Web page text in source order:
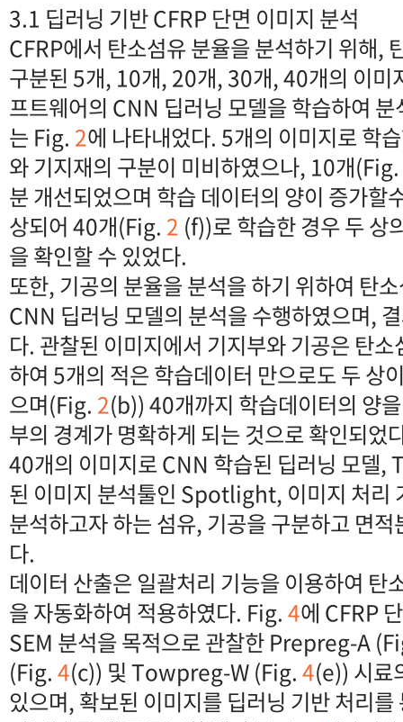
3.1 딥러닝 기반 CFRP 단면 이미지 분석
CFRP에서 탄소섬유 분율을 분석하기 위해,
구분된 5개, 10개, 20개, 30개, 40개의 이미
프트웨어의 CNN 딥러닝 모델을 학습하여
는 Fig. 2에 나타내었다. 5개의 이미지로 학
와 기지재의 구분이 미비하였으나, 10개(Fig.
분 개선되었으며 학습 데이터의 양이 증가할
상되어 40개(Fig. 2 (f))로 학습한 경우 두 상
을 확인할 수 있었다.
또한, 기공의 분율을 분석을 하기 위하여 탄
CNN 딥러닝 모델의 분석을 수행하였으며,
다. 관찰된 이미지에서 기지부와 기공은 탄
하여 5개의 적은 학습데이터 만으로도 두 상
으며(Fig. 2(b)) 40개까지 학습데이터의 양
부의 경계가 명확하게 되는 것으로 확인되었
40개의 이미지로 CNN 학습된 딥러닝 모델,
된 이미지 분석툴인 Spotlight, 이미지 처리
분석하고자 하는 섬유, 기공을 구분하고 면
다.
데이터 산출은 일괄처리 기능을 이용하여 탄
을 자동화하여 적용하였다. Fig.4에 CFRP
SEM 분석을 목적으로 관찰한 Prepreg-A
(Fig.4(c)) 및 Towpreg-W (Fig.4(e)) 시료
있으며, 확보된 이미지를 딥러닝 기반 처리